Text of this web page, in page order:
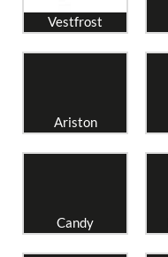
Vestfrost
Ariston
Candy